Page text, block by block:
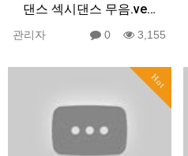
댄스 섹시댄스 무음.ve…
관리자 0 3,155
Hot